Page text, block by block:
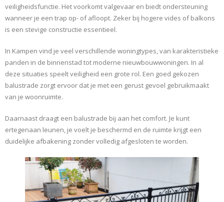
veiligheidsfunctie. Het voorkomt valgevaar en biedt ondersteuning
wanneer je een trap op- of afloopt. Zeker bij hogere vides of balkons
is een stevige constructie essentieel.
In Kampen vind je veel verschillende woningtypes, van karakteristieke
panden in de binnenstad tot moderne nieuwbouwwoningen. In al
deze situaties speelt veiligheid een grote rol. Een goed gekozen
balustrade zorgt ervoor dat je met een gerust gevoel gebruikmaakt
van je woonruimte.
Daarnaast draagt een balustrade bij aan het comfort. Je kunt
ertegenaan leunen, je voelt je beschermd en de ruimte krijgt een
duidelijke afbakening zonder volledig afgesloten te worden.